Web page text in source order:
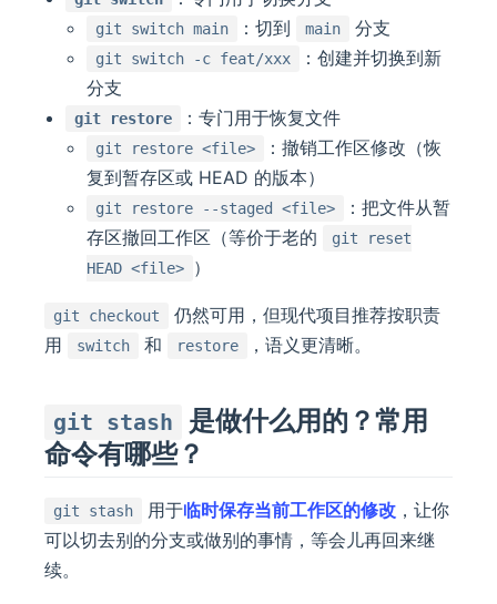
git switch main ：切到 main 分支
git switch -c feat/xxx
：创建并切换到新
分支
git restore ：专门用于恢复文件
git restore <file>
：撤销工作区修改（恢
复到暂存区或 HEAD 的版本）
git restore --staged <file>
：把文件从暂
存区撤回工作区（等价于老的
git reset
HEAD <file>
）
git checkout
仍然可用，但现代项目推荐按职责
用
switch 和 restore ，语义更清晰。
git stash
是做什么用的？常用
命令有哪些？
git stash 用于临时保存当前工作区的修改 ，让你
可以切去别的分支或做别的事情，等会儿再回来继
续。